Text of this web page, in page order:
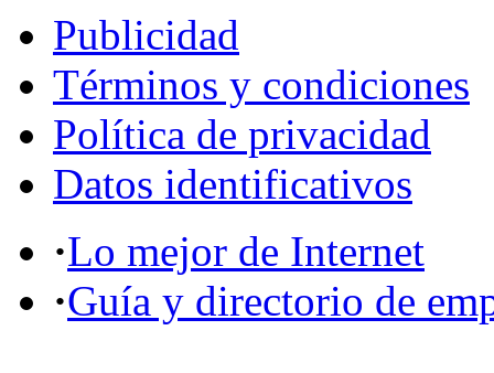
Publicidad
Términos y condiciones
Política de privacidad
Datos identificativos
·Lo mejor de Internet
·Guía y directorio de